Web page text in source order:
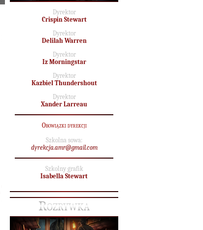
Dyrektor
Crispin Stewart
Dyrektor
Delilah Warren
Dyrektor
Iz Morningstar
Dyrektor
Kazbiel Thundershout
Dyrektor
Xander Larreau
Obowiązki dyrekcji
Szkolna sowa:
dyrekcja.amr@gmail.com
Szkolny grafik
Isabella Stewart
Rozrywka